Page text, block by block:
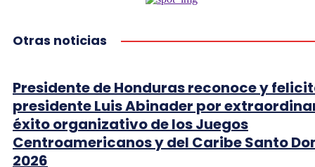
Otras noticias
Presidente de Honduras reconoce y
presidente Luis Abinader por
éxito organizativo de los Juegos
Centroamericanos y del Caribe Santo
2026